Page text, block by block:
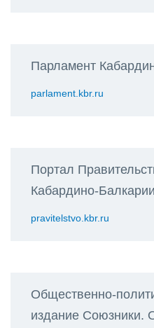
Парламент
parlament.kbr.ru
Портал
Кабардино-Балкарии
pravitelstvo.kbr.ru
Общественно-
издание Союзники.